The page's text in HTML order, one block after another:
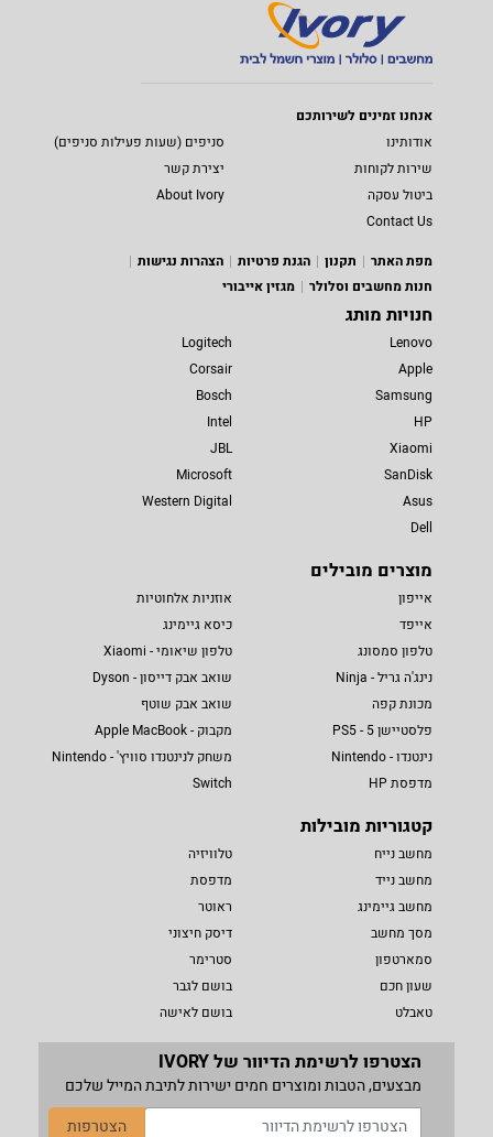
אנחנו זמינים לשירותכם
אודותינו
סניפים (שעות פעילות סניפים)
שירות לקוחות
יצירת קשר
ביטול עסקה
About Ivory
Contact Us
מפת האתר
תקנון הגנת פרטיות
הצהרות נגישות
חנות מחשבים וסלולר
מגזין אייבורי
חנויות מותג
Lenovo
Apple
Samsung
HP
Xiaomi
SanDisk
Asus
Dell
Logitech
Corsair
Bosch
Intel
JBL
Microsoft
Western Digital
מוצרים מובילים
אייפון
אייפד
טלפון סמסונג
נינג'ה גריל - Ninja
מכונת קפה
פלסטיישן 5 - PS5
נינטנדו - Nintendo
מדפסת HP
אוזניות אלחוטיות
כיסא גיימינג
טלפון שיאומי - Xiaomi
שואב אבק דייסון - Dyson
שואב אבק שוטף
מקבוק - Apple MacBook
משחק לנינטנדו סוויץ' - Nintendo
Switch
קטגוריות מובילות
מחשב נייח
מחשב נייד
מחשב גיימינג
מסך מחשב
סמארטפון
שעון חכם
טאבלט
טלוויזיה
מדפסת
ראוטר
דיסק חיצוני
סטרימר
בושם לגבר
בושם לאישה
הצטרפו לרשימת הדיוור של IVORY
מבצעים, הטבות ומוצרים חמים ישירות לתיבת המייל שלכם
הצטרפות